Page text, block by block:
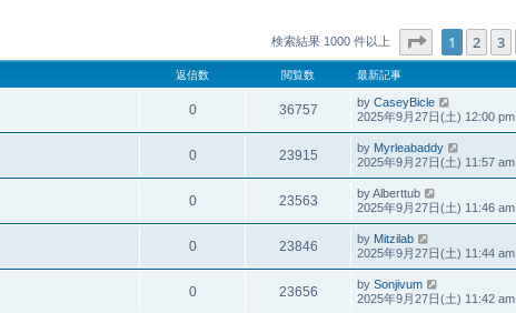
検索結果 1000 件以上 ページ 1 ／40
1 2 3
返信数 閲覧数 最新記事
0 36757 by CaseyBicle
2025年9月27日(土) 12:00 pm
0 23915 by Myrleabaddy
2025年9月27日(土) 11:57 am
0 23563 byAlberttub
2025年9月27日(土) 11:46 am
0 23846 by Mitzilab
2025年9月27日(土) 11:44 am
0 23656 by Sonjivum
2025年9月27日(土) 11:42 am